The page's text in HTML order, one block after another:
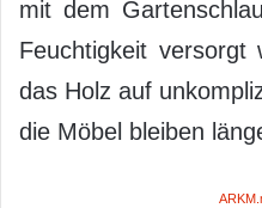
mit dem
Feuchtigkeit versorgt
das Holz auf
die Möbel bleiben